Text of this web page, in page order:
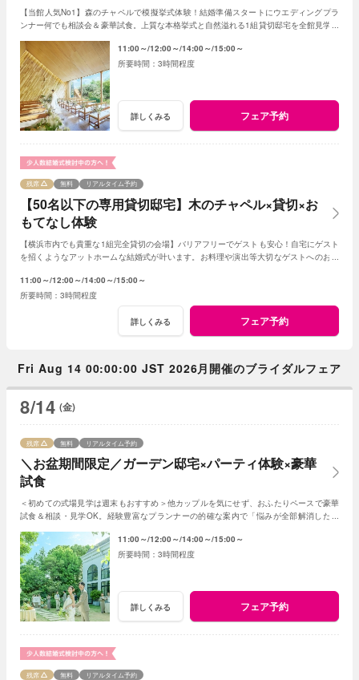
【当館人気No1】森のチャペルで模擬挙式体験！結婚準備スタートにウエディングプラ
ンナー何でも相談会＆豪華試食。上質な本格挙式と自然溢れる1組貸切邸宅を全館見学ツ
11:00～ 12:00～ 14:00～ 15:00～
3時間程度
詳しくみる フェア予約
【50名以下の専用貸切邸宅】木のチャペル×貸切×お
もてなし体験
残席 無料 リアルタイム予約
【横浜市内でも貴重な1組完全貸切の会場】バリアフリーでゲストも安心！自宅にゲスト
を招くようなアットホームな結婚式が叶います。お料理や演出等大切なゲストへのおも
11:00～ 12:00～ 14:00～ 15:00～
3時間程度
詳しくみる フェア予約
Fri Aug 14 00:00:00 JST 2026月開催のブライダルフェア
8/14 (金)
＼お盆期間限定／ガーデン邸宅×パーティ体験×豪華
試食
残席 無料 リアルタイム予約
＜初めての式場見学は週末もおすすめ＞他カップルを気にせず、おふたりペースで豪華
試食＆相談・見学OK。経験豊富なプランナーの的確な案内で「悩みが全部解消した」
11:00～ 12:00～ 14:00～ 15:00～
3時間程度
詳しくみる フェア予約
残席 無料 リアルタイム予約